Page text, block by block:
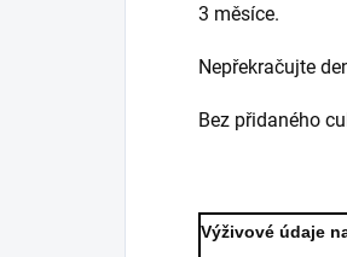
3 měsíce.
Nepřekračujte
Bez přidaného
Výživové údaje